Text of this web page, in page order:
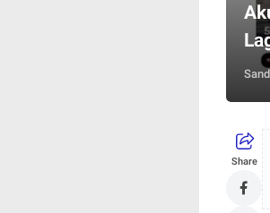
Share